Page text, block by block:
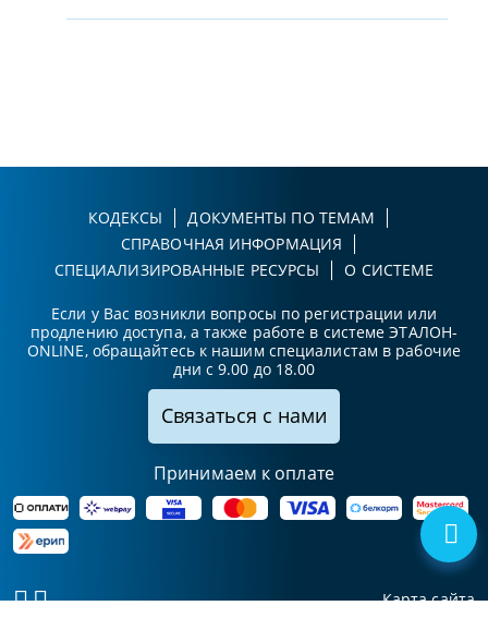
КОДЕКСЫ
ДОКУМЕНТЫ ПО ТЕМАМ
СПРАВОЧНАЯ ИНФОРМАЦИЯ
СПЕЦИАЛИЗИРОВАННЫЕ РЕСУРСЫ
О СИСТЕМЕ
Если у Вас возникли вопросы по регистрации или
продлению доступа, а также работе в системе ЭТАЛОН-
ONLINE, обращайтесь к нашим специалистам в рабочие
дни с 9.00 до 18.00
Связаться с нами
Принимаем к оплате
Карта сайта